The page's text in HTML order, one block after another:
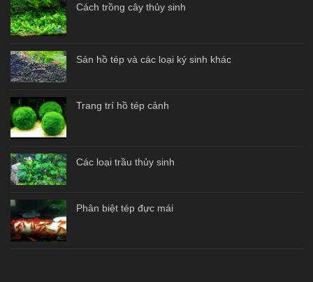
Cách trồng cây thủy sinh
Sán hồ tép và các loại ký sinh khác
Trang trí hồ tép cảnh
Các loại trầu thủy sinh
Phân biệt tép đực mái